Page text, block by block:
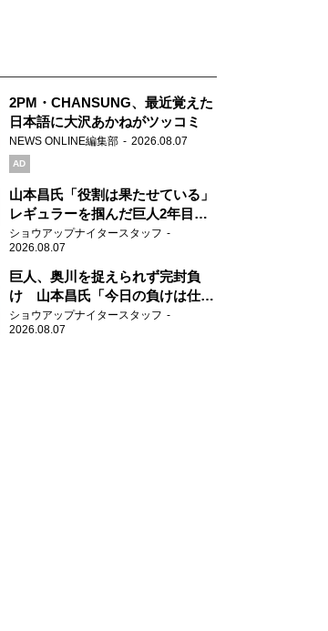
2PM・CHANSUNG、最近覚えた
日本語に大沢あかねがツッコミ
NEWS ONLINE編集部 2026.08.07
山本昌氏「役割は果たせている」
レギュラーを掴んだ巨人2年目の
新人王候補
ショウアップナイタースタッフ
2026.08.07
巨人、奥川を捉えられず完封負
け 山本昌氏「今日の負けは仕方
がない」
ショウアップナイタースタッフ
2026.08.07